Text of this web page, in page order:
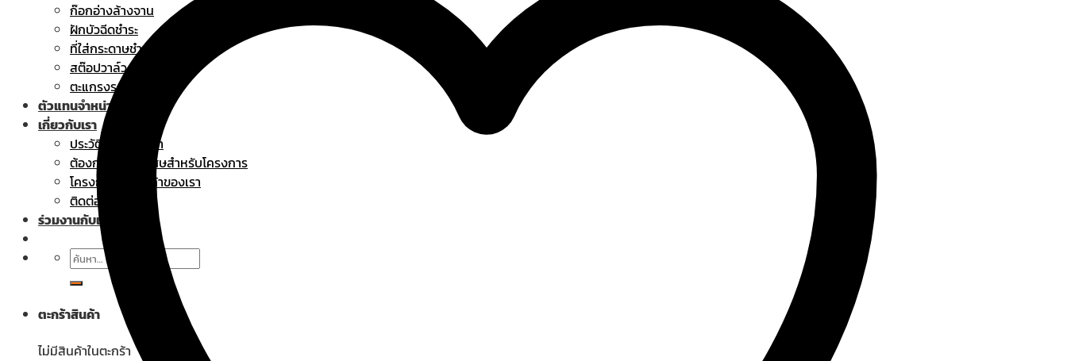
ก๊อกอ่างล้างจาน
ฝักบัวฉีดชำระ
ที่ใส่กระดาษชำระ
สต๊อปวาล์ว
ตะแกรงระบายน้ำทิ้ง
ตัวแทนจำหน่าย
เกี่ยวกับเรา
ประวัติความเป็นมา
ต้องการราคาพิเศษสำหรับโครงการ
โครงการที่ใช้สินค้าของเรา
ติดต่อเรา
ร่วมงานกับเรา
ค้นหา:
ตะกร้าสินค้า
ไม่มีสินค้าในตะกร้า